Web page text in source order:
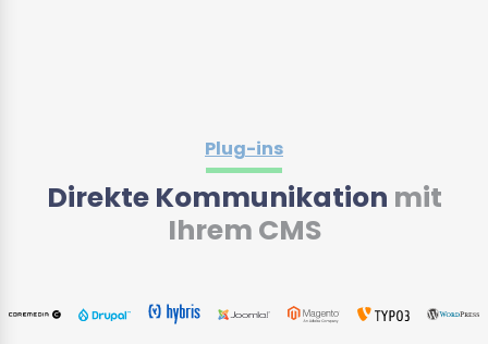
Plug-ins
Direkte Kommunikation mit
Ihrem CMS